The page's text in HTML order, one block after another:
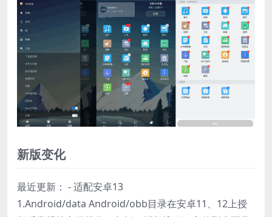
新版变化
最近更新： - 适配安卓13
1.Android/data Android/obb目录在安卓11、12上授